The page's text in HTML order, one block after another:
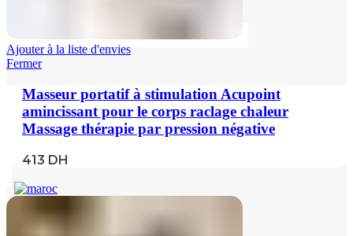
Ajouter à la liste d'envies
Fermer
Masseur portatif à stimulation Acupoint
amincissant pour le corps raclage chaleur
Massage thérapie par pression négative
413 DH